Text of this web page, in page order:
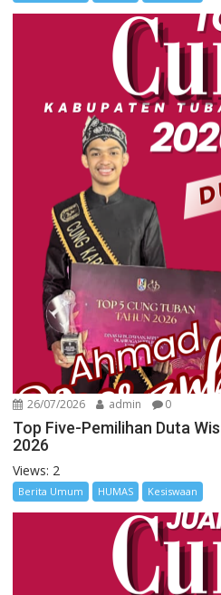
26/07/2026 admin 0
Top Five-Pemilihan Duta
2026
Views: 2
Berita Umum HUMAS Kesiswaan